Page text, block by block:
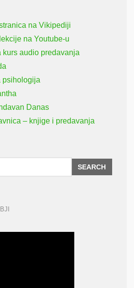
na Vikipediji
na Youtube-u
kurs audio predavanja
psihologija
Danas
– knjige i predavanja
SEARCH